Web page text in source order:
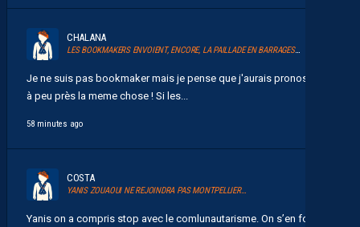
CHALANA
LES BOOKMAKERS ENVOIENT, ENCORE, LA PAILLADE EN BARRAGES D’ACCESSION À LA LIGUE 1
Je ne suis pas bookmaker mais je pense que j'aurais pronostiqué
à peu près la meme chose ! Si les...
58 minutes ago
COSTA
YANIS ZOUAOUI NE REJOINDRA PAS MONTPELLIER…
Yanis on a compris stop avec le comlunautarisme. On s’en fou de